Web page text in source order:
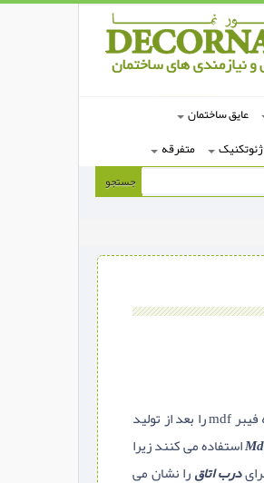
عایق ساختمان
ژئوتکنیک متفرقه
جستجو
و یا به عبارت انگلیسی Medium Density Fiberboard نوعی از فرآورده های چوبی محسوب می شود .تخته فیبر mdf را بعد از تولید
استفاده می کنند زیرا
درب اتاقرا نشان می